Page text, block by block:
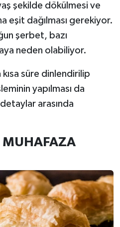
şekilde dökülmesi ve
eşit dağılması gerekiyor.
şerbet, bazı
neden olabiliyor.
süre dinlendirilip
yapılması da
arasında
MUHAFAZA